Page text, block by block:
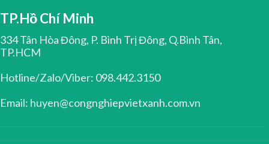
TP.Hồ Chí Minh
334 Tân Hòa Đông, P. Bình Trị Đông, Q.Bình Tân,
TP.HCM
Hotline/Zalo/Viber: 098.442.3150
Email: huyen@congnghiepvietxanh.com.vn